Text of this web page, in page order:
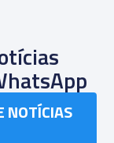
NOTÍCIAS